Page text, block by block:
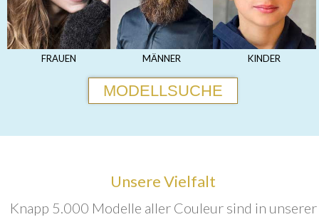
FRAUEN MÄNNER KINDER
MODELLSUCHE
Unsere Vielfalt
Knapp 5.000 Modelle aller Couleur sind in unserer